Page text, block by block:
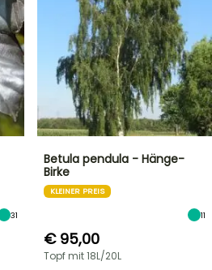
31
Betula pendula - Hänge-
Birke
KLEINER PREIS
11
€ 95,00
Topf mit 18L/20L